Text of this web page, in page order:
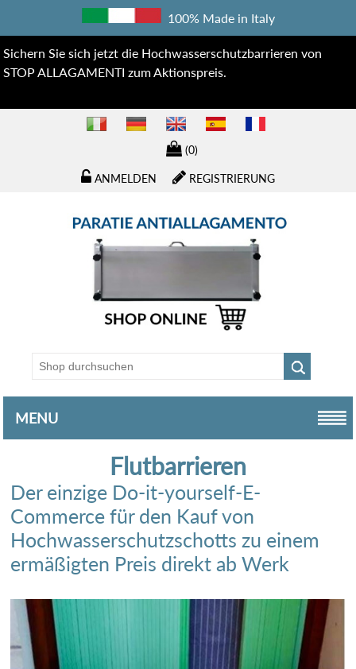
100% Made in Italy
Sichern Sie sich jetzt die Hochwasserschutzbarrieren von
STOP ALLAGAMENTI zum Aktionspreis.
(0)
REGISTRIERUNG
ANMELDEN
MENU
Flutbarrieren
Der einzige Do-it-yourself-E-
Commerce für den Kauf von
Hochwasserschutzschotts zu einem
ermäßigten Preis direkt ab Werk